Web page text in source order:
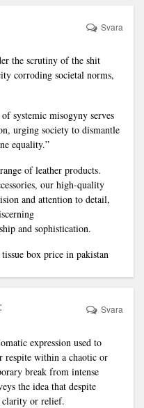
the scrutiny of the shit
corroding societal norms,
systemic misogyny serves
urging society to dismantle
equality.”
of leather products.
our high-quality
and attention to detail,
and sophistication.
box price in pakistan
Svara
expression used to
respite within a chaotic or
break from intense
the idea that despite
clarity or relief.
Svara